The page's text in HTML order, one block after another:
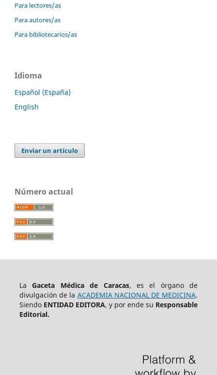
Para lectores/as
Para autores/as
Para bibliotecarios/as
Idioma
Español (España)
English
Enviar un artículo
Número actual
LaGaceta Médica de Caracas, es el órgano de
divulgación de la ACADEMIA NACIONAL DE MEDICINA.
Siendo ENTIDAD EDITORA, y por ende su Responsable
Editorial.